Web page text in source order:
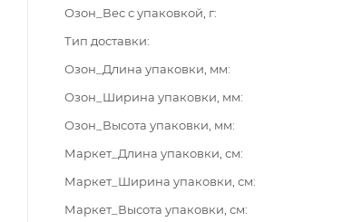
Озон_Вес с упаковкой, г
Тип доставки
Озон_Длина упаковки, мм
Озон_Ширина упаковки, мм
Озон_Высота упаковки, мм
Маркет_Длина упаковки, см
Маркет_Ширина упаковки, см
Маркет_Высота упаковки, см